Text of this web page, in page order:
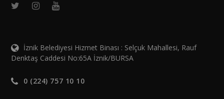
İznik Belediyesi Hizmet Binası : Selçuk Mahallesi, Rauf
Denktaş Caddesi No:65A İznik/BURSA
0 (224) 757 10 10